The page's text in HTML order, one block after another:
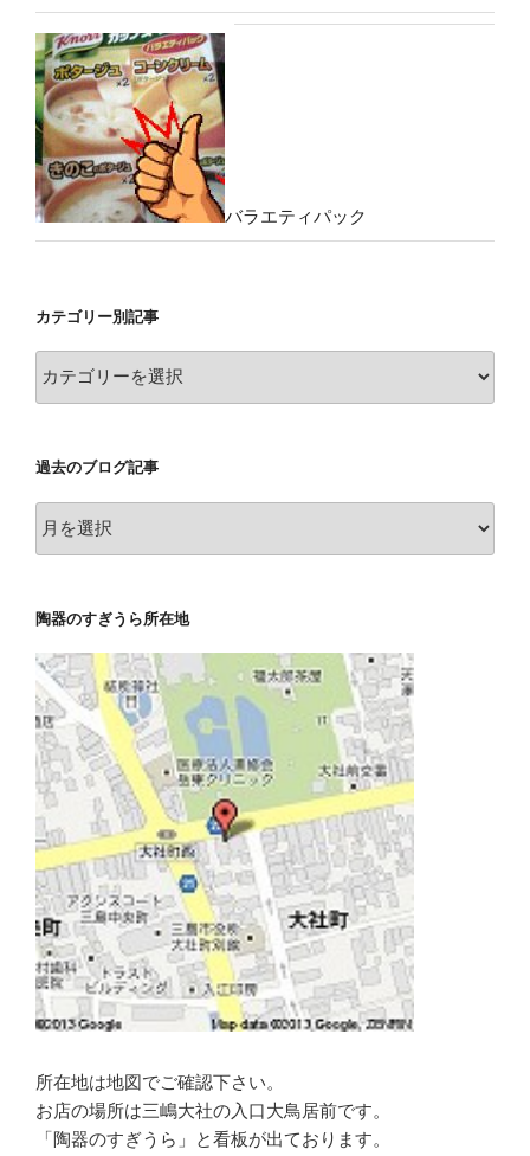
バラエティパック
カテゴリー別記事
テ
ー
別
記
事
過去のブログ記事
去
ロ
グ
記
事
陶器のすぎうら所在地
所在地は地図でご確認下さい。
お店の場所は三嶋大社の入口大鳥居前です。
「陶器のすぎうら」と看板が出ております。